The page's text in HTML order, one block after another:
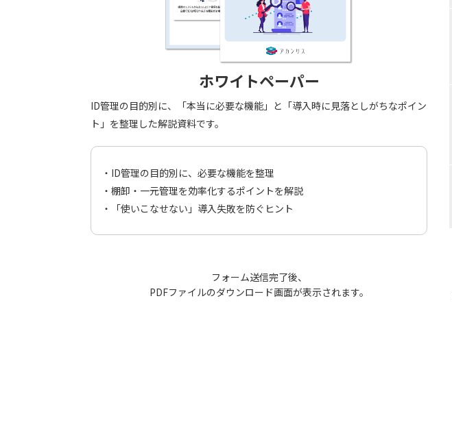
ホワイトペーパー
ID管理の目的別に、「本当に必要な機能」と「導入時に見落としがちなポイン
ト」を整理した解説資料です。
・ID管理の目的別に、必要な機能を整理
・棚卸・一元管理を効率化するポイントを解説
・「使いこなせない」導入失敗を防ぐヒント
フォーム送信完了後、
PDFファイルのダウンロード画面が表示されます。